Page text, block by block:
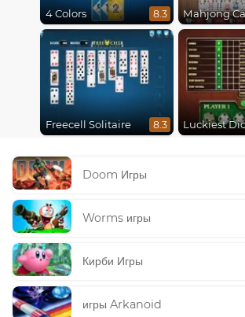
4 Colors 8.3 Mahjong
Freecell Solitaire 8.3 Luckiest
Doom Игры
Worms игры
Кирби Игры
игры Arkanoid